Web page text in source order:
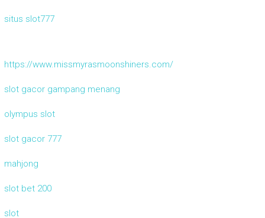
situs slot777
https://www.missmyrasmoonshiners.com/
slot gacor gampang menang
olympus slot
slot gacor 777
mahjong
slot bet 200
slot